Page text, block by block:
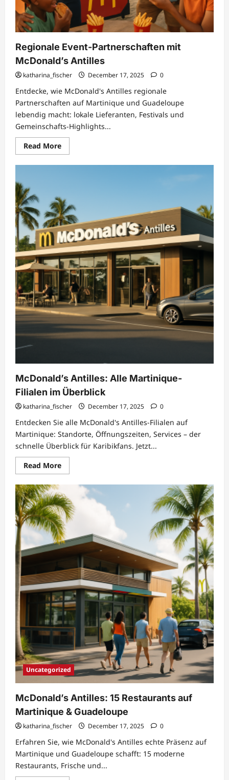
Regionale Event-Partnerschaften mit
McDonald’s Antilles
katharina_fischer December 17, 2025 0
Entdecke, wie McDonald's Antilles regionale
Partnerschaften auf Martinique und Guadeloupe
lebendig macht: lokale Lieferanten, Festivals und
Gemeinschafts-Highlights...
Read MoreRead
more
Regionale
Antilles
McDonald’s Antilles: Alle Martinique-
Filialen im Überblick
katharina_fischer December 17, 2025 0
Entdecken Sie alle McDonald's Antilles-Filialen auf
Martinique: Standorte, Öffnungszeiten, Services – der
schnelle Überblick für Karibikfans. Jetzt...
Read MoreRead
more
McDonald’s
Antilles:
Alle
Martinique-
Filialen
im
Überblick
Uncategorized
McDonald’s Antilles: 15 Restaurants auf
Martinique & Guadeloupe
katharina_fischer December 17, 2025 0
Erfahren Sie, wie McDonald's Antilles echte Präsenz auf
Martinique und Guadeloupe schafft: 15 moderne
Restaurants, Frische und...